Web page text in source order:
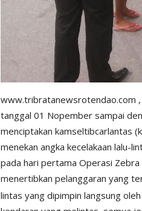
www.tribratanewsrotendao.com
tanggal 01 Nopember sampai
menciptakan kamseltibcarlantas
menekan angka kecelakaan lalu-
pada hari pertama Operasi Zebra
menertibkan pelanggaran yang
lintas yang dipimpin langsung